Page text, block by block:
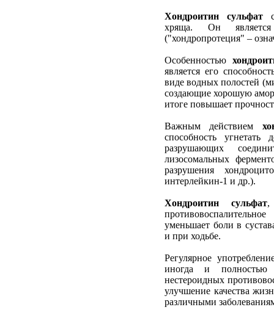
Хондроитин сульфат
хряща. Он является
("хондропротеция" –
Особенностью
является его
виде водных полостей
создающие хорошую
итоге повышает
Важным действием
способность угнетать
разрушающих
лизосомальных
разрушения
интерлейкин-1 и др.).
Хондроитин сульфат,
уменьшает боли в
и при ходьбе.
Регулярное
иногда и полностью
нестероидных
улучшение качества
различными